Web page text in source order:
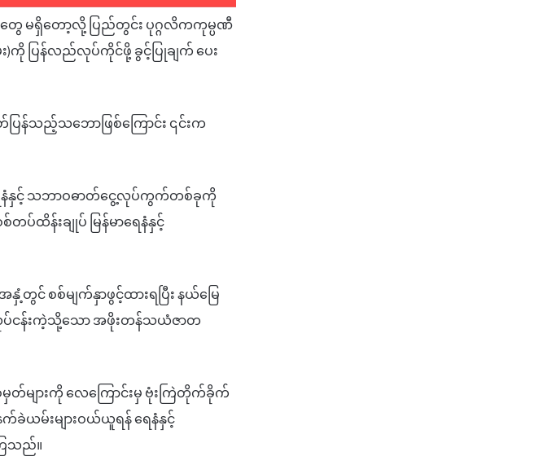
တွေ မရှိတော့လို့ ပြည်တွင်း ပုဂ္ဂလိကကုမ္ပဏီ
)ကို ပြန်လည်လုပ်ကိုင်ဖို့ ခွင့်ပြုချက် ပေး
တ်ပြန်သည့်သဘောဖြစ်ကြောင်း ၎င်းက
ေနံနှင့် သဘာဝဓာတ်ငွေ့လုပ်ကွက်တစ်ခုကို
တပ်ထိန်းချုပ် မြန်မာရေနံနှင့်
င် စစ်မျက်နှာဖွင့်ထားရပြီး နယ်မြေ
နံလုပ်ငန်းကဲ့သို့သော အဖိုးတန်သယံဇာတ
တ်များကို လေကြောင်းမှ ဗုံးကြဲတိုက်ခိုက်
းများဝယ်ယူရန် ရေနံနှင့်
ြသည်။